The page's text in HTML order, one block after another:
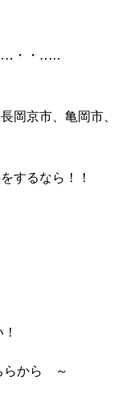
・・‥…
岡京市、亀岡市、
するなら！！
らから ～